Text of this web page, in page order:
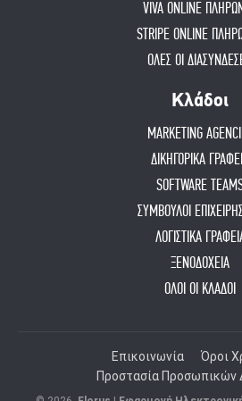
VIVA ONLINE
STRIPE ONLINE
ΟΛΕΣ ΟΙ
Κλάδοι
MARKETING
ΔΙΚΗΓΟΡΙΚΑ
SOFTWARE
ΣΥΜΒΟΥΛΟΙ
ΛΟΓΙΣΤΙΚΑ
ΞΕΝΟΔΟΧΕΙΑ
ΟΛΟΙ ΟΙ ΚΛΑΔΟΙ
Επικοινωνία
Όροι
Προστασία Προσωπικών